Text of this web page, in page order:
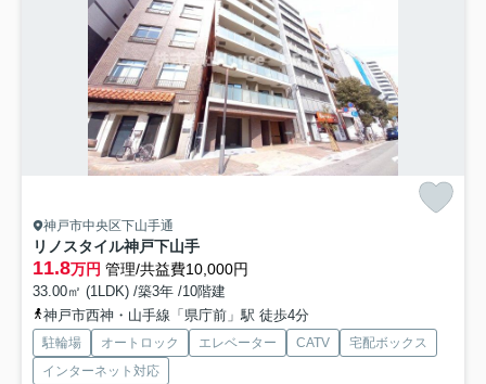
神戸市中央区下山手通
リノスタイル神戸下山手
11.8万円 管理/共益費10,000円
33.00㎡ (1LDK) /築3年 /10階建
神戸市西神・山手線「県庁前」駅 徒歩4分
駐輪場 オートロック エレベーター CATV
宅配ボックス
インターネット対応